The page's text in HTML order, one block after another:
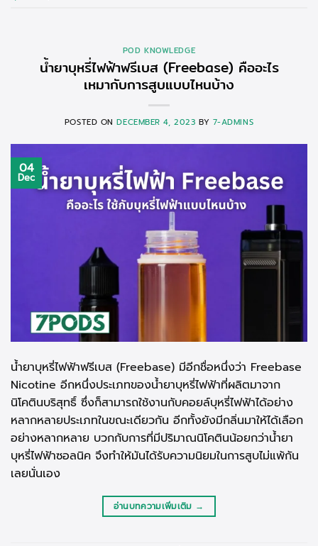
POD KNOWLEDGE
น้ำยาบุหรี่ไฟฟ้าฟรีเบส (Freebase) คืออะไร
เหมากับการสูบแบบไหนบ้าง
POSTED ONDECEMBER 4, 2023 BY 7-ADMINS
04
Dec
น้ำยาบุหรี่ไฟฟ้าฟรีเบส (Freebase) มีอีกชื่อหนึ่งว่า Freebase
Nicotine อีกหนึ่งประเภทของน้ำยาบุหรี่ไฟฟ้าที่ผลิตมาจาก
นิโคตินบริสุทธิ์ ซึ่งก็สามารถใช้งานกับคอยล์บุหรี่ไฟฟ้าได้อย่าง
หลากหลายประเภทในขณะเดียวกัน อีกทั้งยังมีกลิ่นมาให้ได้เลือก
อย่างหลากหลาย บวกกับการที่มีปริมาณนิโคตินน้อยกว่าน้ำยา
บุหรี่ไฟฟ้าซอลนิค จึงทำให้มันได้รับความนิยมในการสูบไม่แพ้กัน
เลยนั่นเอง
อ่านบทความเพิ่มเติม →